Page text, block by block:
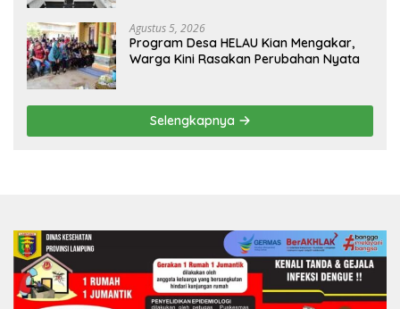
Agustus 5, 2026
Program Desa HELAU Kian Mengakar,
Warga Kini Rasakan Perubahan Nyata
Selengkapnya